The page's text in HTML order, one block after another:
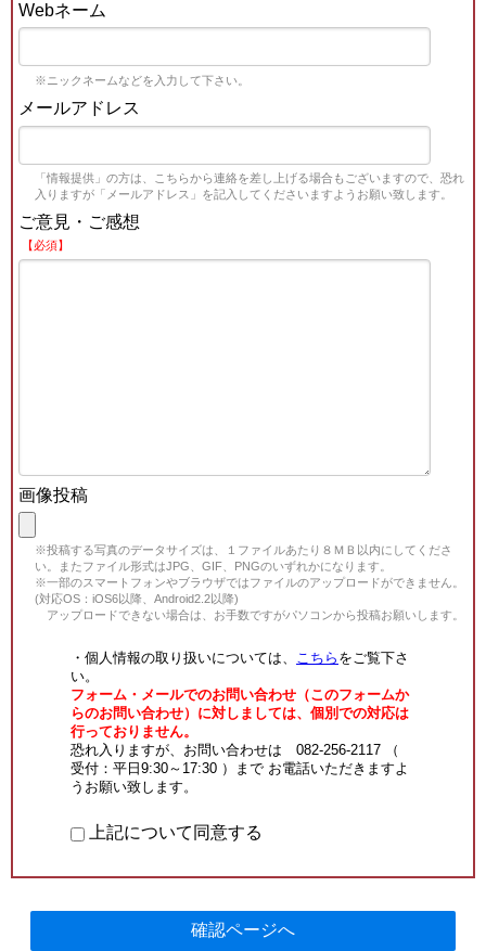
Webネーム
※ニックネームなどを入力して下さい。
メールアドレス
「情報提供」の方は、こちらから連絡を差し上げる場合もございますので、恐れ
入りますが「メールアドレス」を記入してくださいますようお願い致します。
ご意見・ご感想
【必須】
画像投稿
※投稿する写真のデータサイズは、１ファイルあたり８ＭＢ以内にしてくださ
い。またファイル形式はJPG、GIF、PNGのいずれかになります。
※一部のスマートフォンやブラウザではファイルのアップロードができません。
(対応OS：iOS6以降、Android2.2以降)
アップロードできない場合は、お手数ですがパソコンから投稿お願いします。
・個人情報の取り扱いについては、 こちら をご覧下さ
い。
フォーム・メールでのお問い合わせ（このフォームか
らのお問い合わせ）に対しましては、個別での対応は
行っておりません。
恐れ入りますが、お問い合わせは 082-256-2117 （
受付：平日9:30～17:30 ）まで お電話いただきますよ
うお願い致します。
上記について同意する
確認ページへ